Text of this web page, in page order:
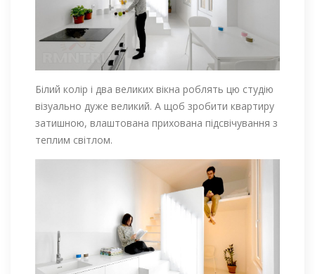
Білий колір і два великих вікна роблять цю студію
візуально дуже великий. А щоб зробити квартиру
затишною, влаштована прихована підсвічування з
теплим світлом.